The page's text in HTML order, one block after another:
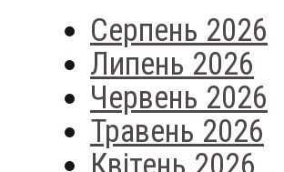
Серпень 2026
Липень 2026
Червень 2026
Травень 2026
Квітень 2026